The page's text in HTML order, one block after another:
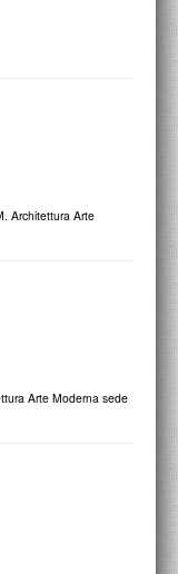
Architettura Arte
Arte Moderna sede